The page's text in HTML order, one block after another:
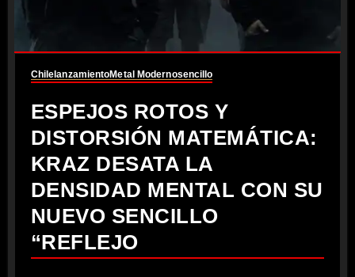
Chile lanzamientoMetal Modernosencillo
ESPEJOS ROTOS Y
DISTORSIÓN MATEMÁTICA:
KRAZ DESATA LA
DENSIDAD MENTAL CON SU
NUEVO SENCILLO
“REFLEJO